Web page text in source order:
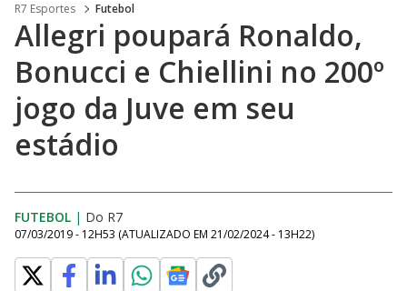
R7 Esportes Futebol
Allegri poupará Ronaldo,
Bonucci e Chiellini no 200º
jogo da Juve em seu
estádio
FUTEBOL | Do R7
07/03/2019 - 12H53 (ATUALIZADO EM 21/02/2024 - 13H22)